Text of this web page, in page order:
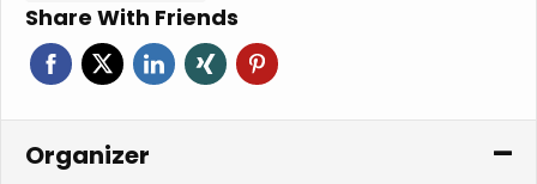
Share With Friends
Organizer